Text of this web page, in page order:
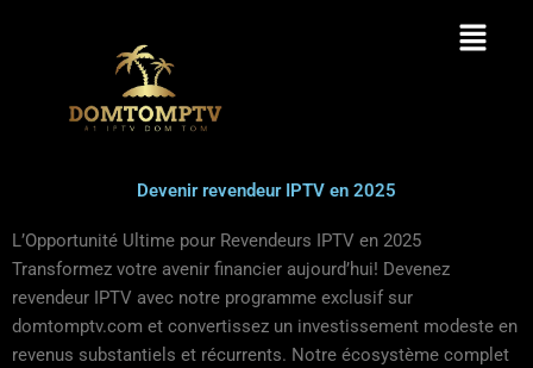
Menu
Devenir revendeur IPTV en 2025
L’Opportunité Ultime pour Revendeurs IPTV en 2025
Transformez votre avenir financier aujourd’hui! Devenez
revendeur IPTV avec notre programme exclusif sur
domtomptv.com et convertissez un investissement modeste en
revenus substantiels et récurrents. Notre écosystème complet